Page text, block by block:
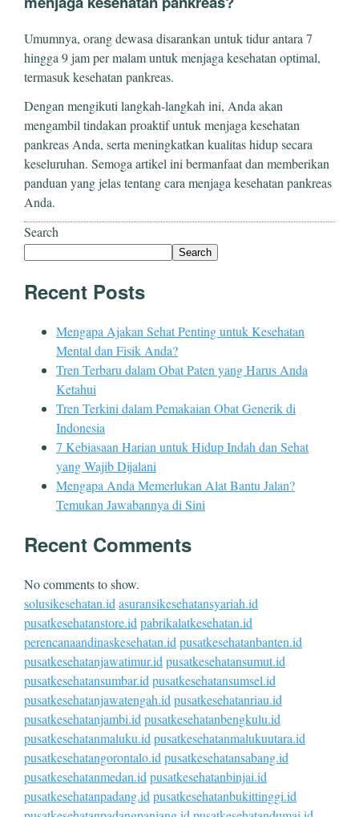
Umumnya, orang dewasa disarankan untuk tidur antara 7
hingga 9 jam per malam untuk menjaga kesehatan optimal,
termasuk kesehatan pankreas.
Dengan mengikuti langkah-langkah ini, Anda akan
mengambil tindakan proaktif untuk menjaga kesehatan
pankreas Anda, serta meningkatkan kualitas hidup secara
keseluruhan. Semoga artikel ini bermanfaat dan memberikan
panduan yang jelas tentang cara menjaga kesehatan pankreas
Anda.
Search
Search
Recent Posts
Mengapa Ajakan Sehat Penting untuk Kesehatan
Mental dan Fisik Anda?
Tren Terbaru dalam Obat Paten yang Harus Anda
Ketahui
Tren Terkini dalam Pemakaian Obat Generik di
Indonesia
7 Kebiasaan Harian untuk Hidup Indah dan Sehat
yang Wajib Dijalani
Mengapa Anda Memerlukan Alat Bantu Jalan?
Temukan Jawabannya di Sini
Recent Comments
No comments to show.
solusikesehatan.idasuransikesehatansyariah.id
pusatkesehatanstore.idpabrikalatkesehatan.id
perencanaandinaskesehatan.idpusatkesehatanbanten.id
pusatkesehatanjawatimur.idpusatkesehatansumut.id
pusatkesehatansumbar.idpusatkesehatansumsel.id
pusatkesehatanjawatengah.idpusatkesehatanriau.id
pusatkesehatanjambi.idpusatkesehatanbengkulu.id
pusatkesehatanmaluku.idpusatkesehatanmalukuutara.id
pusatkesehatangorontalo.idpusatkesehatansabang.id
pusatkesehatanmedan.idpusatkesehatanbinjai.id
pusatkesehatanpadang.idpusatkesehatanbukittinggi.id